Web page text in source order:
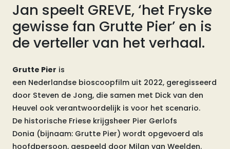
Jan speelt GREVE, ‘het Fryske
gewisse fan Grutte Pier’ en is
de verteller van het verhaal.
Grutte Pier is
een Nederlandse bioscoopfilm uit 2022, geregisseerd
door Steven de Jong, die samen met Dick van den
Heuvel ook verantwoordelijk is voor het scenario.
De historische Friese krijgsheer Pier Gerlofs
Donia (bijnaam: Grutte Pier) wordt opgevoerd als
hoofdpersoon, gespeeld door Milan van Weelden.